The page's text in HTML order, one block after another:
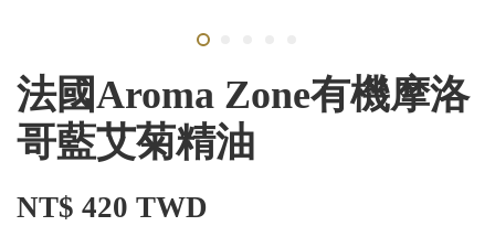
法國Aroma Zone有機摩洛
哥藍艾菊精油
NT$ 420 TWD